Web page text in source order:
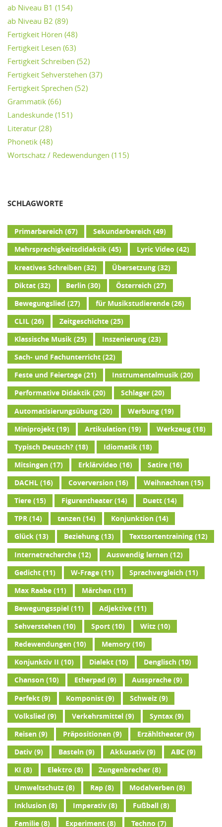
ab Niveau B1 (154)
ab Niveau B2 (89)
Fertigkeit Hören (48)
Fertigkeit Lesen (63)
Fertigkeit Schreiben (52)
Fertigkeit Sehverstehen (37)
Fertigkeit Sprechen (52)
Grammatik (66)
Landeskunde (151)
Literatur (28)
Phonetik (48)
Wortschatz / Redewendungen (115)
SCHLAGWORTE
Primarbereich(67) Sekundarbereich(49)
Mehrsprachigkeitsdidaktik(45) Lyric Video (42)
kreatives Schreiben(32) Übersetzung(32)
Diktat(32) Berlin(30) Österreich(27)
Bewegungslied (27) für Musikstudierende(26)
CLIL(26) Zeitgeschichte(25)
Klassische Musik(25) Inszenierung(23)
Sach- und Fachunterricht(22)
Feste und Feiertage(21) Instrumentalmusik(20)
Performative Didaktik(20) Schlager(20)
Automatisierungsübung(20) Werbung(19)
Miniprojekt(19) Artikulation(19) Werkzeug(18)
Typisch Deutsch?(18) Idiomatik(18)
Mitsingen(17) Erklärvideo (16) Satire(16)
DACHL(16) Coverversion(16) Weihnachten(15)
Tiere(15) Figurentheater(14) Duett(14)
TPR(14) tanzen(14) Konjunktion(14)
Glück(13) Beziehung(13) Textsortentraining(12)
Internetrecherche(12) Auswendig lernen(12)
Gedicht(11) W-Frage(11) Sprachvergleich(11)
Max Raabe(11) Märchen(11)
Bewegungsspiel(11) Adjektive(11)
Sehverstehen(10) Sport(10) Witz(10)
Redewendungen(10) Memory(10)
Konjunktiv II (10) Dialekt(10) Denglisch(10)
Chanson(10) Etherpad (9) Aussprache(9)
Perfekt(9) Komponist(9) Schweiz(9)
Volkslied (9) Verkehrsmittel(9) Syntax(9)
Reisen(9) Präpositionen(9) Erzähltheater(9)
Dativ(9) Basteln(9) Akkusativ(9) ABC (9)
KI (8) Elektro (8) Zungenbrecher(8)
Umweltschutz(8) Rap(8) Modalverben(8)
Inklusion(8) Imperativ(8) Fußball (8)
Familie(8) Experiment(8) Techno (7)